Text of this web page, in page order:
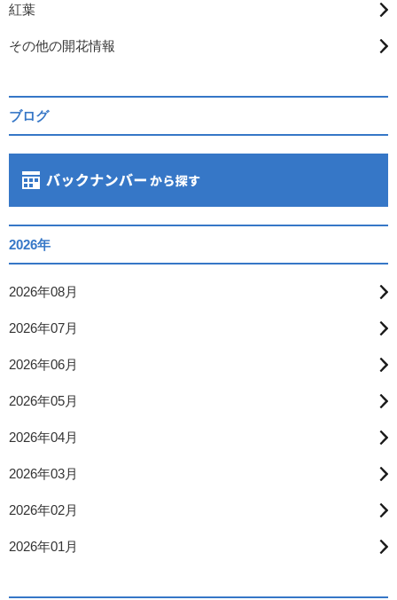
紅葉
その他の開花情報
ブログ
2026年
2026年08月
2026年07月
2026年06月
2026年05月
2026年04月
2026年03月
2026年02月
2026年01月